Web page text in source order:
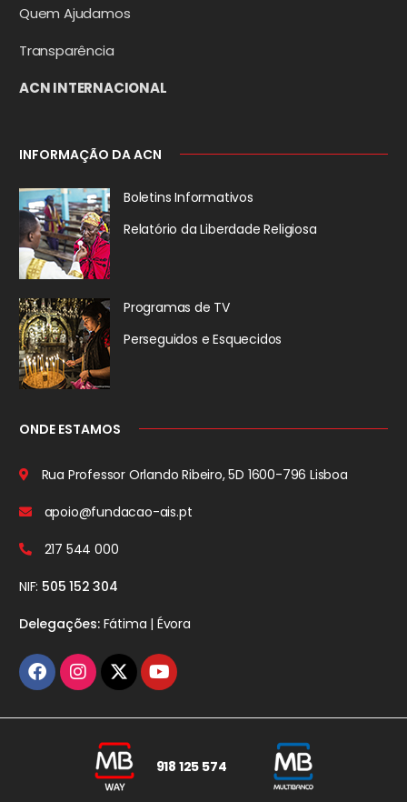
Quem Ajudamos
Transparência
ACN INTERNACIONAL
INFORMAÇÃO DA ACN
Boletins Informativos
Relatório da Liberdade Religiosa
Programas de TV
Perseguidos e Esquecidos
ONDE ESTAMOS
Rua Professor Orlando Ribeiro, 5D 1600-796 Lisboa
apoio@fundacao-ais.pt
217 544 000
NIF: 505 152 304
Delegações:Fátima | Évora
918 125 574